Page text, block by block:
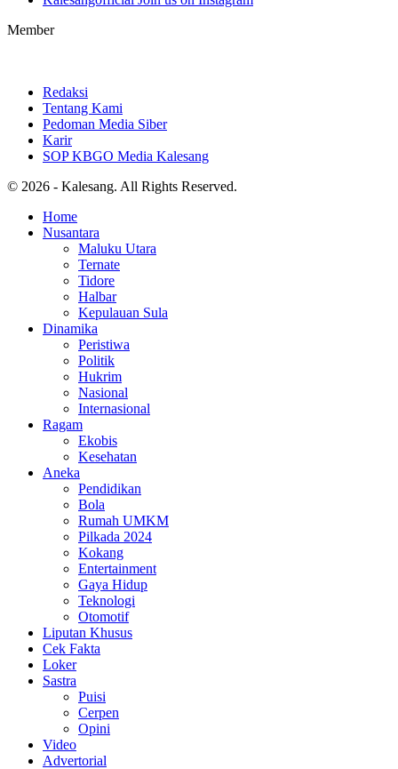
Member
Redaksi
Tentang Kami
Pedoman Media Siber
Karir
SOP KBGO Media Kalesang
© 2026 - Kalesang. All Rights Reserved.
Home
Nusantara
Maluku Utara
Ternate
Tidore
Halbar
Kepulauan Sula
Dinamika
Peristiwa
Politik
Hukrim
Nasional
Internasional
Ragam
Ekobis
Kesehatan
Aneka
Pendidikan
Bola
Rumah UMKM
Pilkada 2024
Kokang
Entertainment
Gaya Hidup
Teknologi
Otomotif
Liputan Khusus
Cek Fakta
Loker
Sastra
Puisi
Cerpen
Opini
Video
Advertorial